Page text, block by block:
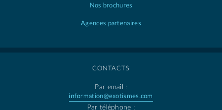
Nos brochures
Agences partenaires
CONTACTS
Par email :
information@exotismes.com
Par téléphone :